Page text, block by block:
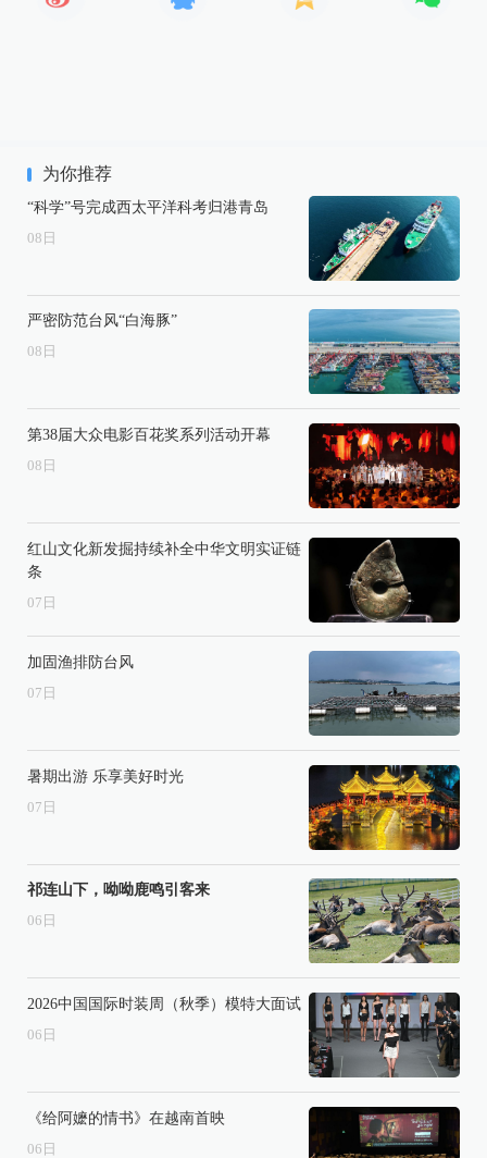
为你推荐
“科学”号完成西太平洋科考归港青岛
08 日
严密防范台风“白海豚”
08 日
第38届大众电影百花奖系列活动开幕
08 日
红山文化新发掘持续补全中华文明实证链
条
07 日
加固渔排防台风
07 日
暑期出游 乐享美好时光
07 日
祁连山下，呦呦鹿鸣引客来
06 日
2026中国国际时装周（秋季）模特大面试
06 日
《给阿嬷的情书》在越南首映
06 日